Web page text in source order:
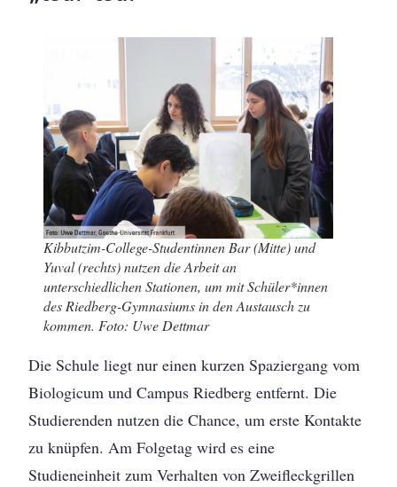
Kibbutzim-College-Studentinnen Bar (Mitte) und
Yuval (rechts) nutzen die Arbeit an
unterschiedlichen Stationen, um mit Schüler*innen
des Riedberg-Gymnasiums in den Austausch zu
kommen. Foto: Uwe Dettmar
Die Schule liegt nur einen kurzen Spaziergang vom
Biologicum und Campus Riedberg entfernt. Die
Studierenden nutzen die Chance, um erste Kontakte
zu knüpfen. Am Folgetag wird es eine
Studieneinheit zum Verhalten von Zweifleckgrillen